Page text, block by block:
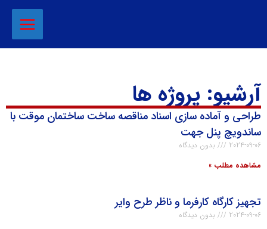
آرشیو: پروژه ها
طراحي و آماده سازي اسناد مناقصه ساخت ساختمان موقت با
ساندويچ پنل جهت
2024-09-06
بدون دیدگاه
مشاهده مطلب »
تجهيز كارگاه كارفرما و ناظر طرح واير
2024-09-06
بدون دیدگاه